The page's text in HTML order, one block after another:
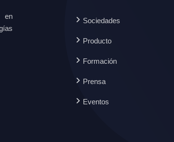
en
Sociedades
Producto
Formación
Prensa
Eventos